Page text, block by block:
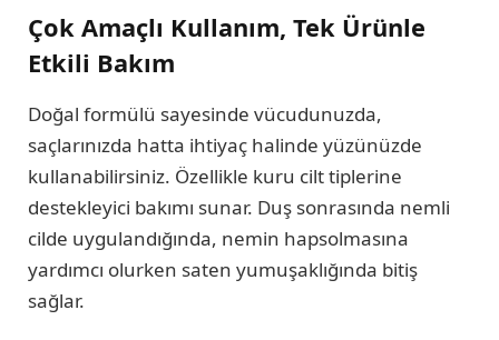
Çok Amaçlı Kullanım, Tek Ürünle
Etkili Bakım
Doğal formülü sayesinde vücudunuzda,
saçlarınızda hatta ihtiyaç halinde yüzünüzde
kullanabilirsiniz. Özellikle kuru cilt tiplerine
destekleyici bakımı sunar. Duş sonrasında nemli
cilde uygulandığında, nemin hapsolmasına
yardımcı olurken saten yumuşaklığında bitiş
sağlar.